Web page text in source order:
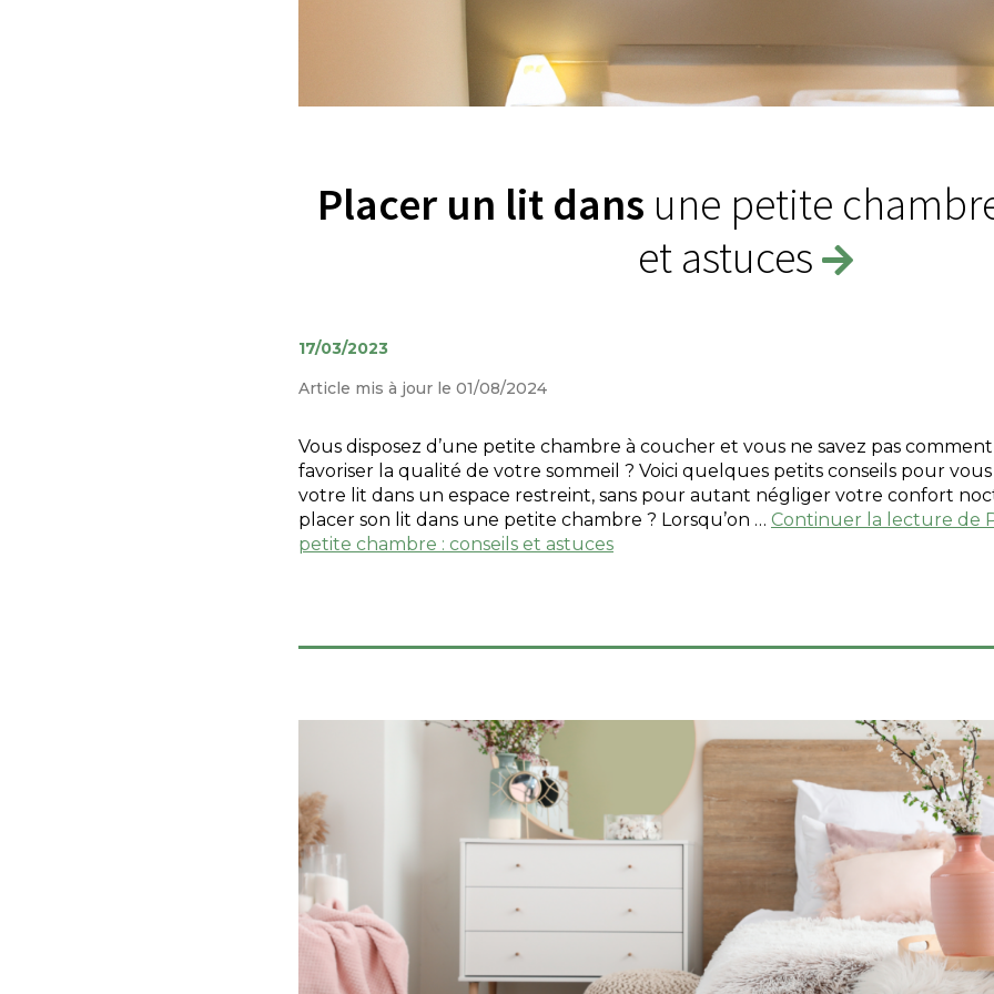
Placer un lit dans une petite
et astuces
17/03/2023
Article mis à jour le 01/08/2024
Vous disposez d’une petite chambre à coucher et vous ne savez pas
favoriser la qualité de votre sommeil ? Voici quelques petits conseils pour
votre lit dans un espace restreint, sans pour autant négliger votre confort
placer son lit dans une petite chambre ? Lorsqu’on … Continuer la lecture de
petite chambre : conseils et astuces